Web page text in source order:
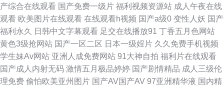
性爱AⅤ 日本特黄视频 欧美午夜居场朝喷 日韩二页 欧美性爱主站 久草麻豆
三级全黄网站版 人妻熟女一级片 黑丝91 韩国av网 超碰蝴蝶乐 91社久久 午
夜日韩A片 欧美在一区 av抖阴91 久久人妻在线观看 美女福利视频导航 无码
产综合在线观看 国产免费一级片 福利视频资源站 成人午夜在线
观看 欧美图片在线观看 在线观看h视频 国产a级0 变性人妖 国产
福利永久
日韩中文字幕观看 足交在线播放91 丁香五月色网站
黄色3级抢网站 国产一区二区 日本一级婬片 久久免费手机视频
学生妹Av网站 亚洲人成免费网站 91大神自拍 福利片在线观看
国产成人内射无码 激情五月极品婷婷 国产剧情精品 成人三级伦
理免费 偷怕欧美亚州图片 国产AV国产AV 97亚洲精华液 国内精